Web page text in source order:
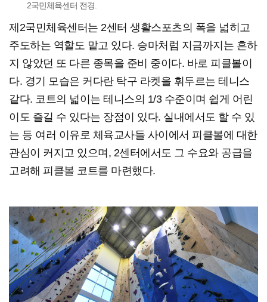
2국민체육센터 전경.
제2국민체육센터는 2센터 생활스포츠의 폭을 넓히고
주도하는 역할도 맡고 있다. 승마처럼 지금까지는 흔하
지 않았던 또 다른 종목을 준비 중이다. 바로 피클볼이
다. 경기 모습은 커다란 탁구 라켓을 휘두르는 테니스
같다. 코트의 넓이는 테니스의 1/3 수준이며 쉽게 어린
이도 즐길 수 있다는 장점이 있다. 실내에서도 할 수 있
는 등 여러 이유로 체육교사들 사이에서 피클볼에 대한
관심이 커지고 있으며, 2센터에서도 그 수요와 공급을
고려해 피클볼 코트를 마련했다.